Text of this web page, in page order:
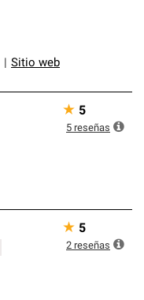
Sitio web
★ 5
5 reseñas
★ 5
2 reseñas